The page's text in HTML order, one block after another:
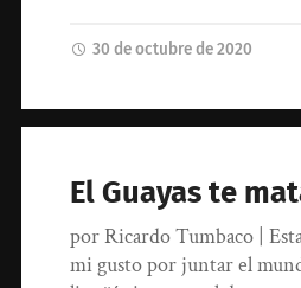
30 de octubre de 2020
El Guayas te
por Ricardo Tumbaco |
mi gusto por juntar el